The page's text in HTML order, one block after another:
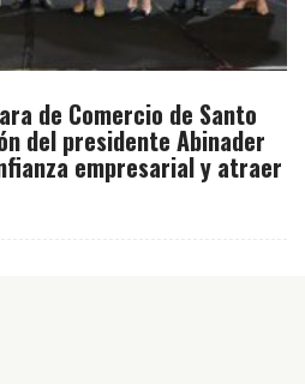
de Comercio de Santo
del presidente Abinader
empresarial y atraer